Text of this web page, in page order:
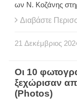
ων Ν. Κοζάνης
Διαβάστε
21 Δεκέμβριος
Οι 10
ξεχώρισαν
(Photos)